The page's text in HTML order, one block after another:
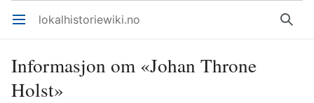
Åpne hovedmenyen lokalhistoriewiki.no Søk
Informasjon om «Johan Throne
Holst»